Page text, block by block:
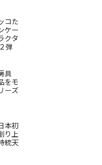
コた
ケー
クタ
弾
具
をモ
ーズ
本初
り上
統天